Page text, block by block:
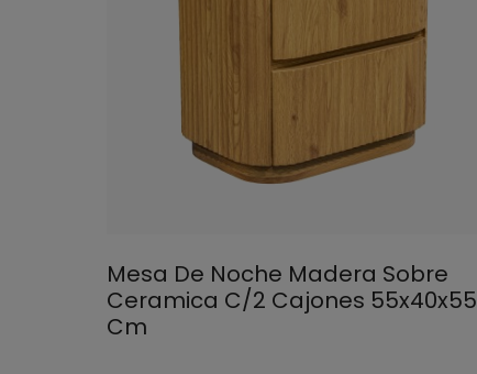
Mesa De Noche Madera Sobre
Ceramica C/2 Cajones 55x40x55
Cm